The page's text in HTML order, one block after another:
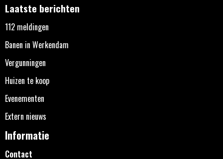
Laatste berichten
112 meldingen
Banen in Werkendam
Vergunningen
Huizen te koop
Evenementen
Extern nieuws
Informatie
Contact